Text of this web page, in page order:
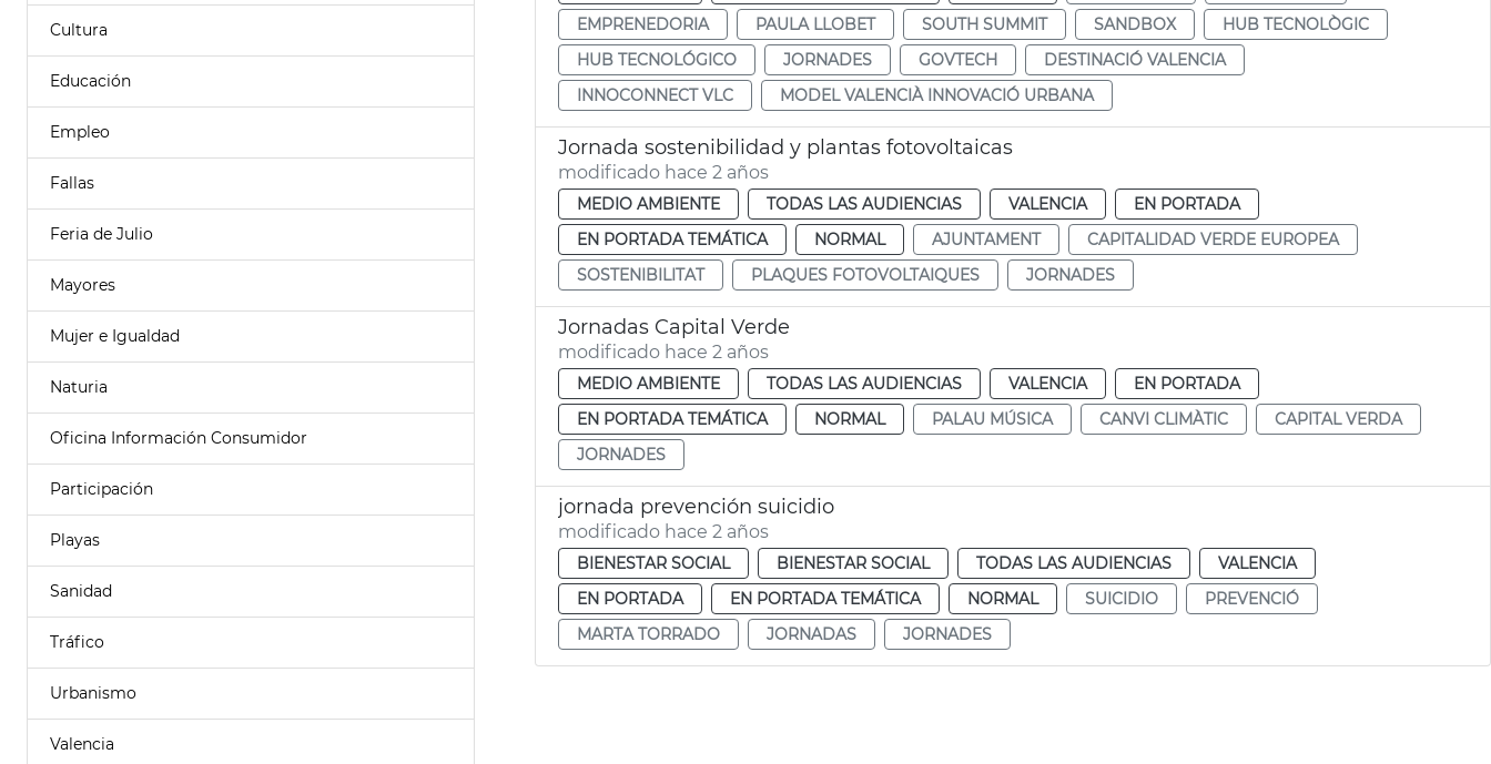
Cultura
Educación
Empleo
Fallas
Feria de Julio
Mayores
Mujer e Igualdad
Naturia
Oficina Información Consumidor
Participación
Playas
Sanidad
Tráfico
Urbanismo
Valencia
EMPRENEDORIA
PAULA LLOBET SOUTH SUMMIT SANDBOX
HUB TECNOLÒGIC
HUB TECNOLÓGICO
JORNADES GOVTECH
DESTINACIÓ VALENCIA
INNOCONNECT VLC
MODEL VALENCIÀ INNOVACIÓ URBANA
Jornada sostenibilidad y plantas fotovoltaicas
modificado hace 2 años
MEDIO AMBIENTE TODAS LAS AUDIENCIAS VALENCIA
EN PORTADA
EN PORTADA TEMÁTICA
NORMAL AJUNTAMENT
CAPITALIDAD VERDE EUROPEA
SOSTENIBILITAT
PLAQUES FOTOVOLTAIQUES JORNADES
Jornadas Capital Verde
modificado hace 2 años
MEDIO AMBIENTE TODAS LAS AUDIENCIAS VALENCIA
EN PORTADA
EN PORTADA TEMÁTICA
NORMAL PALAU MÚSICA CANVI CLIMÀTIC
CAPITAL VERDA
JORNADES
jornada prevención suicidio
modificado hace 2 años
BIENESTAR SOCIAL BIENESTAR SOCIAL TODAS LAS AUDIENCIAS
VALENCIA
EN PORTADA
EN PORTADA TEMÁTICA NORMAL SUICIDIO
PREVENCIÓ
MARTA TORRADO
JORNADAS JORNADES